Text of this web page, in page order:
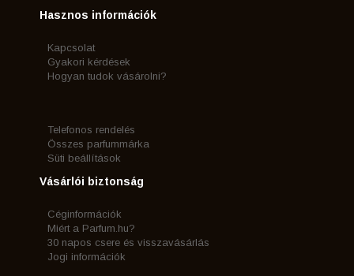
Hasznos információk
Kapcsolat
Gyakori kérdések
Hogyan tudok vásárolni?
Telefonos rendelés
Összes parfummárka
Süti beállítások
Vásárlói biztonság
Céginformációk
Miért a Parfum.hu?
30 napos csere és visszavásárlás
Jogi információk